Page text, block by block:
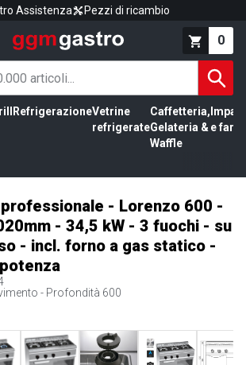
Assistenza Pezzi di ricambio
0
RefrigerazioneVetrine
refrigerate
Caffetteria,
Gelateria &
Waffle
e
professionale - Lorenzo 600 -
- 34,5 kW - 3 fuochi - su
- incl. forno a gas statico -
- Profondità 600